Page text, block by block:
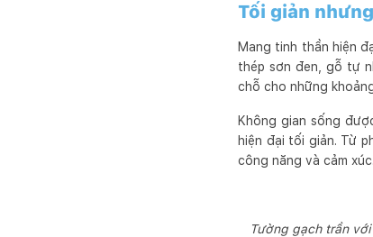
Tối giản
Mang tinh thần hiện
thép sơn đen, gỗ tự
chỗ cho những
Không gian sống
hiện đại tối giản. Từ
công năng và cảm xúc.
Tường gạch trần